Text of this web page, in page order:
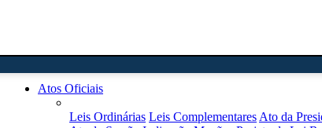
Atos Oficiais
Leis Ordinárias Leis Complementares Ato da